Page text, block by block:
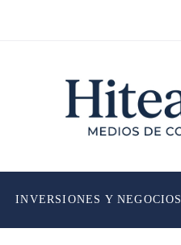
INVERSIONES Y NEGOCIOS